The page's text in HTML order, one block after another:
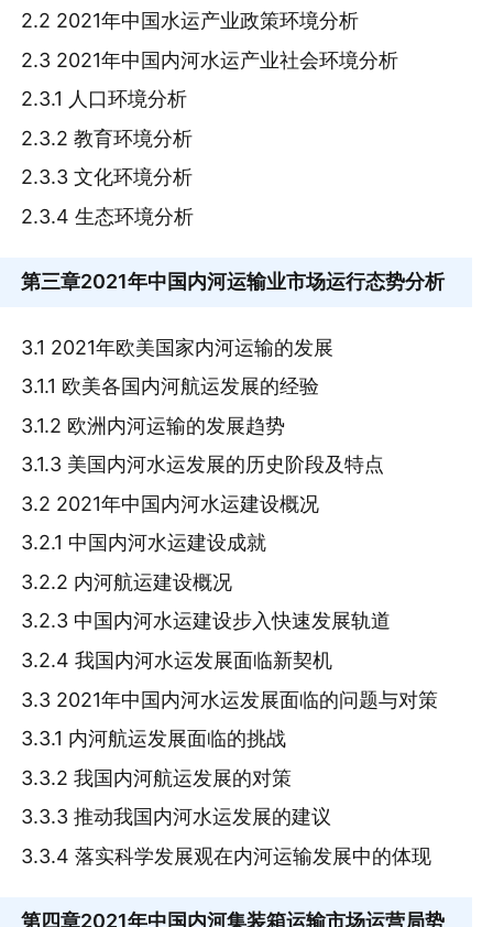
2.2 2021年中国水运产业政策环境分析
2.3 2021年中国内河水运产业社会环境分析
2.3.1 人口环境分析
2.3.2 教育环境分析
2.3.3 文化环境分析
2.3.4 生态环境分析
第三章2021年中国内河运输业市场运行态势分析
3.1 2021年欧美国家内河运输的发展
3.1.1 欧美各国内河航运发展的经验
3.1.2 欧洲内河运输的发展趋势
3.1.3 美国内河水运发展的历史阶段及特点
3.2 2021年中国内河水运建设概况
3.2.1 中国内河水运建设成就
3.2.2 内河航运建设概况
3.2.3 中国内河水运建设步入快速发展轨道
3.2.4 我国内河水运发展面临新契机
3.3 2021年中国内河水运发展面临的问题与对策
3.3.1 内河航运发展面临的挑战
3.3.2 我国内河航运发展的对策
3.3.3 推动我国内河水运发展的建议
3.3.4 落实科学发展观在内河运输发展中的体现
第四章2021年中国内河集装箱运输市场运营局势